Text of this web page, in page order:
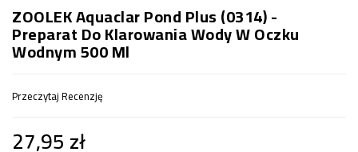
ZOOLEK Aquaclar Pond Plus (0314) -
Preparat Do Klarowania Wody W Oczku
Wodnym 500 Ml
Przeczytaj Recenzję
27,95 zł